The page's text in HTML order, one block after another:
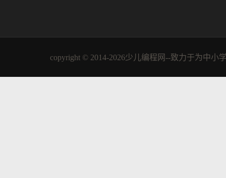
copyright © 2014-2026少儿编程网--致力于为中